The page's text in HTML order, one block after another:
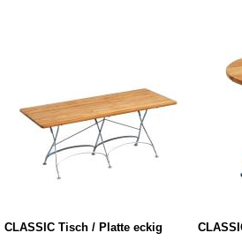
CLASSIC Tisch / Platte eckig